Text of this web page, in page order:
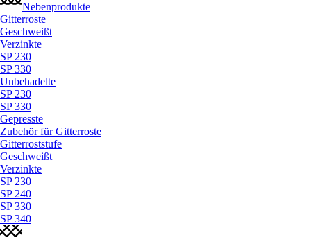
Nebenprodukte
Gitterroste
Geschweißt
Verzinkte
SP 230
SP 330
Unbehadelte
SP 230
SP 330
Gepresste
Zubehör für Gitterroste
Gitterroststufe
Geschweißt
Verzinkte
SP 230
SP 240
SP 330
SP 340